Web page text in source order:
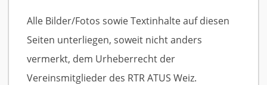
Alle Bilder/Fotos sowie Textinhalte auf diesen
Seiten unterliegen, soweit nicht anders
vermerkt, dem Urheberrecht der
Vereinsmitglieder des RTR ATUS Weiz.